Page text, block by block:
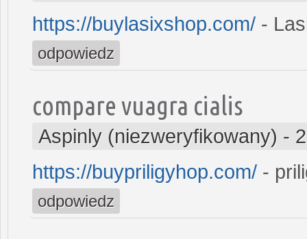
https://buylasixshop.com/ -
odpowiedz
compare vuagra cialis
Aspinly (niezweryfikowany) -
https://buypriligyhop.com/ -
odpowiedz